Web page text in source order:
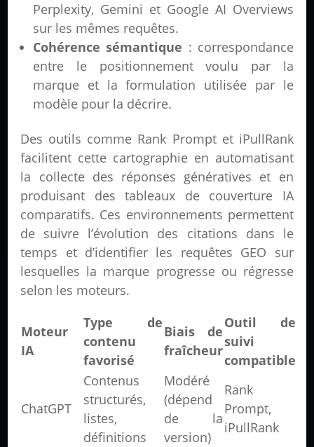
Perplexity, Gemini et Google AI Overviews
sur les mêmes requêtes.
Cohérence sémantique : correspondance
entre le positionnement voulu par la
marque et la formulation utilisée par le
modèle pour la décrire.
Des outils comme Rank Prompt et iPullRank
facilitent cette cartographie en automatisant
la collecte des réponses génératives et en
produisant des tableaux de couverture IA
comparatifs. Ces environnements permettent
de suivre l’évolution des citations dans le
temps et d’identifier les requêtes GEO sur
lesquelles la marque progresse ou régresse
selon les moteurs.
Moteur
IA
Type de
contenu
favorisé
Biais de
fraîcheur
Outil de
suivi
compatible
ChatGPT
Contenus
structurés,
listes,
définitions
Modéré
(dépend
de la
version)
Rank
Prompt,
iPullRank